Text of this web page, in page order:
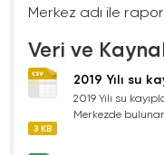
Merkez adı ile
Veri ve
2019 Yılı su
2019 Yılı su
Merkezde bulunan
3 KB